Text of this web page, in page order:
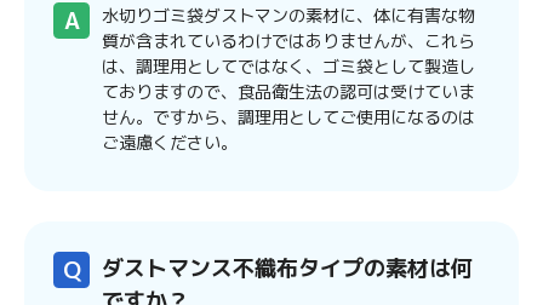
水切りゴミ袋ダストマンの素材に、体に有害な物
質が含まれているわけではありませんが、これら
は、調理用としてではなく、ゴミ袋として製造し
ておりますので、食品衛生法の認可は受けていま
せん。ですから、調理用としてご使用になるのは
ご遠慮ください。
ダストマンス不織布タイプの素材は何